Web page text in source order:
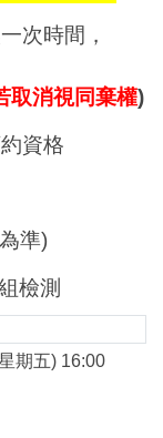
次時間，
取消視同棄權)
資格
準)
檢測
期五) 16:00